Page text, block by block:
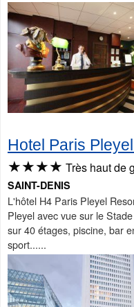
Hotel Paris
★★★★ Très haut de
SAINT-DENIS
L'hôtel H4 Paris Pleyel
Pleyel avec vue sur le
sur 40 étages, piscine, bar
sport......